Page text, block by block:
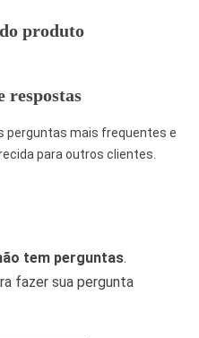
produto
respostas
perguntas mais frequentes e
para outros clientes.
tem perguntas.
fazer sua pergunta